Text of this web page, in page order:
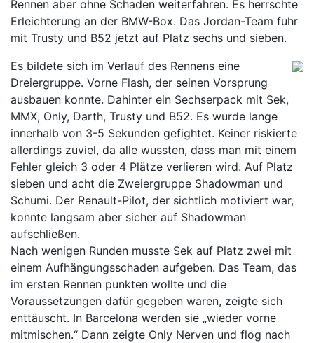
Rennen aber ohne Schaden weiterfahren. Es herrschte
Erleichterung an der BMW-Box. Das Jordan-Team fuhr
mit Trusty und B52 jetzt auf Platz sechs und sieben.
Es bildete sich im Verlauf des Rennens eine
Dreiergruppe. Vorne Flash, der seinen Vorsprung
ausbauen konnte. Dahinter ein Sechserpack mit Sek,
MMX, Only, Darth, Trusty und B52. Es wurde lange
innerhalb von 3-5 Sekunden gefightet. Keiner riskierte
allerdings zuviel, da alle wussten, dass man mit einem
Fehler gleich 3 oder 4 Plätze verlieren wird. Auf Platz
sieben und acht die Zweiergruppe Shadowman und
Schumi. Der Renault-Pilot, der sichtlich motiviert war,
konnte langsam aber sicher auf Shadowman
aufschließen.
Nach wenigen Runden musste Sek auf Platz zwei mit
einem Aufhängungsschaden aufgeben. Das Team, das
im ersten Rennen punkten wollte und die
Voraussetzungen dafür gegeben waren, zeigte sich
enttäuscht. In Barcelona werden sie „wieder vorne
mitmischen.“ Dann zeigte Only Nerven und flog nach